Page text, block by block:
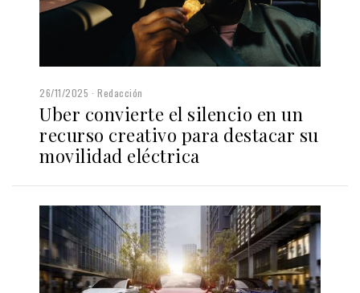
26/11/2025 Redacción
Uber convierte el silencio en un
recurso creativo para destacar su
movilidad eléctrica